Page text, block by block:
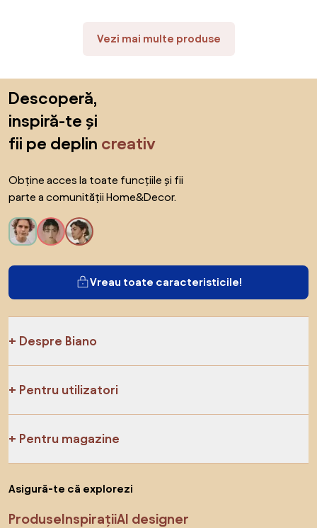
Vezi mai multe produse
Descoperă,
inspiră-te și
fii pe deplin creativ
Obține acces la toate funcțiile și fii
parte a comunității Home&Decor.
Vreau toate caracteristicile!
Despre Biano
Pentru utilizatori
Pentru magazine
Asigură-te că explorezi
ProduseInspirațiiAI designer